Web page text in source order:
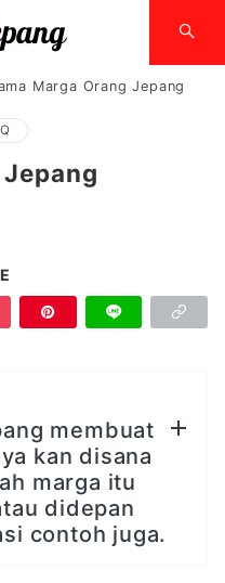
Marga Orang Jepang
membuat
kan disana
marga itu
didepan
contoh juga.